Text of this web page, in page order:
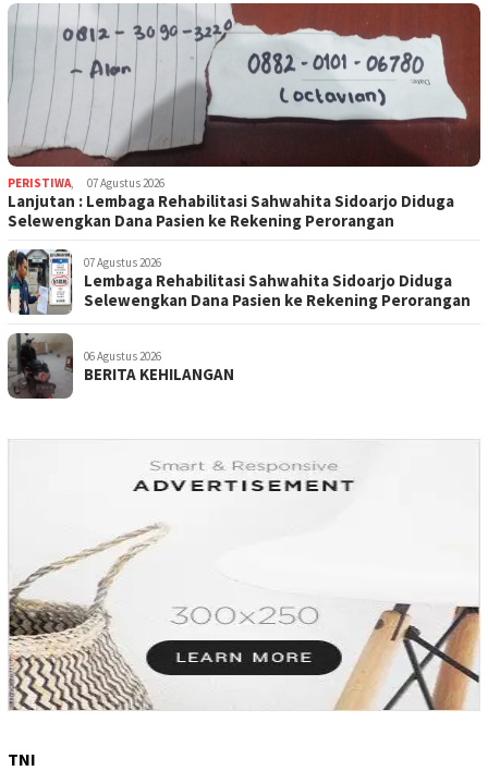
PERISTIWA 07 Agustus 2026
Lanjutan : Lembaga Rehabilitasi Sahwahita Sidoarjo Diduga
Selewengkan Dana Pasien ke Rekening Perorangan
07 Agustus 2026
Lembaga Rehabilitasi Sahwahita Sidoarjo Diduga
Selewengkan Dana Pasien ke Rekening Perorangan
06 Agustus 2026
BERITA KEHILANGAN
TNI